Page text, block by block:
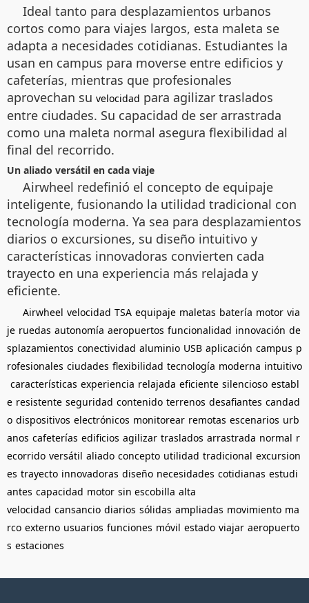
Ideal tanto para desplazamientos urbanos
cortos como para viajes largos, esta maleta se
adapta a necesidades cotidianas. Estudiantes la
usan en campus para moverse entre edificios y
cafeterías, mientras que profesionales
aprovechan su velocidad para agilizar traslados
entre ciudades. Su capacidad de ser arrastrada
como una maleta normal asegura flexibilidad al
final del recorrido.
Un aliado versátil en cada viaje
Airwheel redefinió el concepto de equipaje
inteligente, fusionando la utilidad tradicional con
tecnología moderna. Ya sea para desplazamientos
diarios o excursiones, su diseño intuitivo y
características innovadoras convierten cada
trayecto en una experiencia más relajada y
eficiente.
Airwheel velocidad TSA equipaje maletas batería motor via
je ruedas autonomía aeropuertos funcionalidad innovación de
splazamientos conectividad aluminio USB aplicación campus p
rofesionales ciudades flexibilidad tecnología moderna intuitivo
características experiencia relajada eficiente silencioso establ
e resistente seguridad contenido terrenos desafiantes candad
o dispositivos electrónicos monitorear remotas escenarios urb
anos cafeterías edificios agilizar traslados arrastrada normal r
ecorrido versátil aliado concepto utilidad tradicional excursion
es trayecto innovadoras diseño necesidades cotidianas estudi
antes capacidad motor sin escobilla alta
velocidad cansancio diarios sólidas ampliadas movimiento ma
rco externo usuarios funciones móvil estado viajar aeropuerto
s estaciones